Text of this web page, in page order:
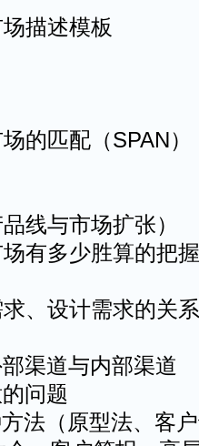
描述模板
的匹配（SPAN）
线与市场扩张）
有多少胜算的把
、设计需求的关系
渠道与内部渠道
问题
法（原型法、客